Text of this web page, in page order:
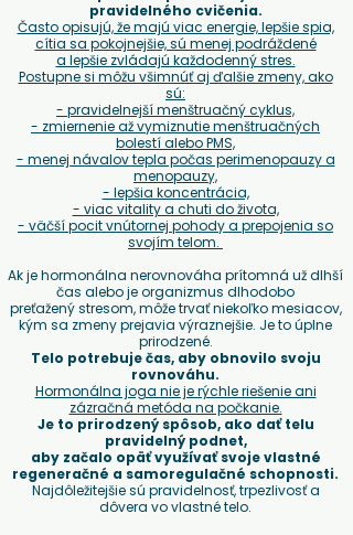
pravidelného cvičenia.
Často opisujú, že majú viac energie, lepšie spia,
cítia sa pokojnejšie, sú menej podráždené
a lepšie zvládajú každodenný stres.
Postupne si môžu všimnúť aj ďalšie zmeny, ako
sú:
- pravidelnejší menštruačný cyklus,
- zmiernenie až vymiznutie menštruačných
bolestí alebo PMS,
- menej návalov tepla počas perimenopauzy a
menopauzy,
- lepšia koncentrácia,
- viac vitality a chuti do života,
- väčší pocit vnútornej pohody a prepojenia so
svojím telom.
Ak je hormonálna nerovnováha prítomná už dlhší
čas alebo je organizmus dlhodobo
preťažený stresom, môže trvať niekoľko mesiacov,
kým sa zmeny prejavia výraznejšie. Je to úplne
prirodzené.
Telo potrebuje čas, aby obnovilo svoju
rovnováhu.
Hormonálna joga nie je rýchle riešenie ani
zázračná metóda na počkanie.
Je to prirodzený spôsob, ako dať telu
pravidelný podnet,
aby začalo opäť využívať svoje vlastné
regeneračné a samoregulačné schopnosti.
Najdôležitejšie sú pravidelnosť, trpezlivosť a
dôvera vo vlastné telo.